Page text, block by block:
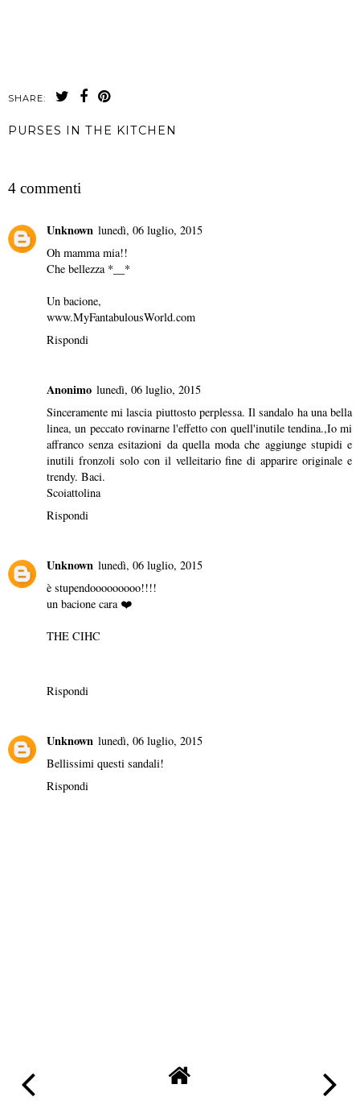
SHARE:
PURSES IN THE KITCHEN
4 commenti
Unknown lunedì, 06 luglio, 2015
Oh mamma mia!!
Che bellezza *__*
Un bacione,
www.MyFantabulousWorld.com
Rispondi
Anonimo lunedì, 06 luglio, 2015
Sinceramente mi lascia piuttosto perplessa. Il sandalo ha una bella
linea, un peccato rovinarne l'effetto con quell'inutile tendina.,Io mi
affranco senza esitazioni da quella moda che aggiunge stupidi e
inutili fronzoli solo con il velleitario fine di apparire originale e
trendy. Baci.
Scoiattolina
Rispondi
Unknown lunedì, 06 luglio, 2015
è stupendooooooooo!!!!
un bacione cara ❤️
THE CIHC
Rispondi
Unknown lunedì, 06 luglio, 2015
Bellissimi questi sandali!
Rispondi